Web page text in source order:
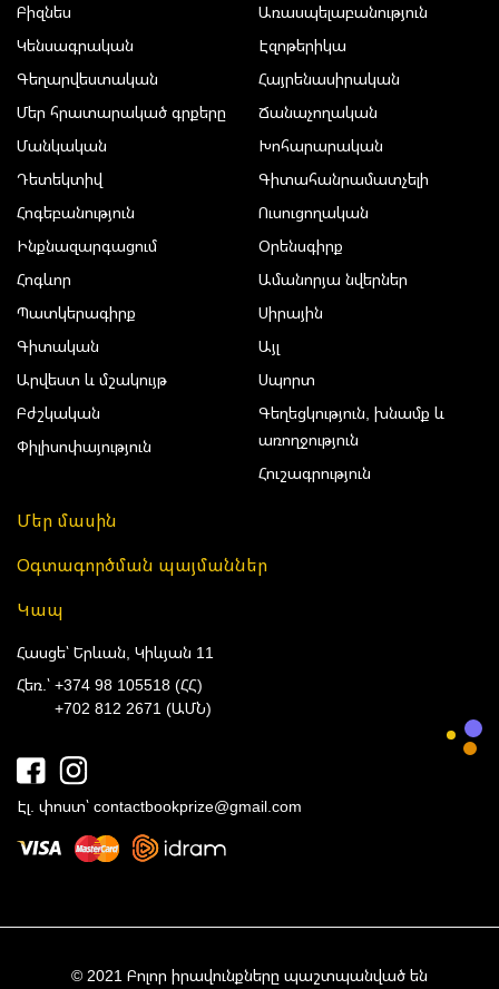
Բիզնես
Կենսագրական
Գեղարվեստական
Մեր հրատարակած գրքերը
Մանկական
Դետեկտիվ
Հոգեբանություն
Ինքնազարգացում
Հոգևոր
Պատկերագիրք
Գիտական
Արվեստ և մշակույթ
Բժշկական
Փիլիսոփայություն
Առասպելաբանություն
Էզոթերիկա
Հայրենասիրական
Ճանաչողական
Խոհարարական
Գիտահանրամատչելի
Ուսուցողական
Օրենսգիրք
Ամանորյա նվերներ
Սիրային
Այլ
Սպորտ
Գեղեցկություն, խնամք և
առողջություն
Հուշագրություն
Մեր մասին
Օգտագործման պայմաններ
Կապ
Հասցե՝ Երևան, Կիևյան 11
Հեռ.՝ +374 98 105518 (ՀՀ)
+702 812 2671 (ԱՄՆ)
Էլ. փոստ՝ contactbookprize@gmail.com
© 2021 Բոլոր իրավունքները պաշտպանված են